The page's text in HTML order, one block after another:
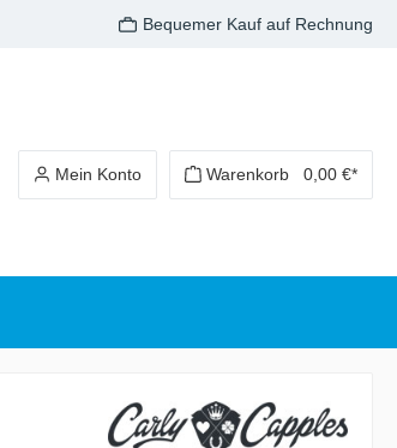
Bequemer Kauf auf Rechnung
Mein Konto Warenkorb 0,00 €*